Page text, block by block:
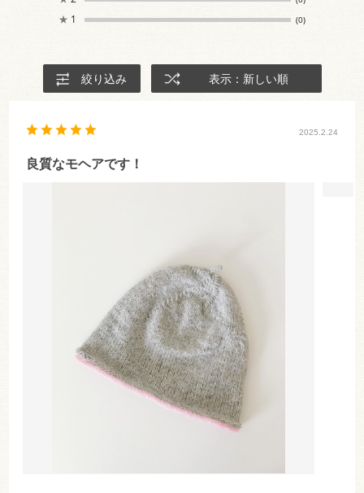
★ 1 (0)
絞り込み 表示：新しい順
2025.2.24
良質なモヘアです！